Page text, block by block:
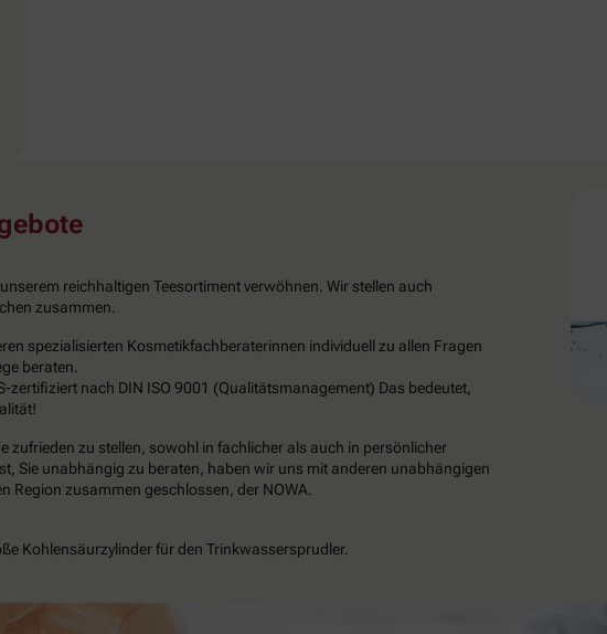
reichhaltigen Teesortiment verwöhnen. Wir stellen auch
zusammen.
spezialisierten Kosmetikfachberaterinnen individuell zu allen Fragen
beraten.
zertifiziert nach DIN ISO 9001 (Qualitätsmanagement) Das bedeutet,
zufrieden zu stellen, sowohl in fachlicher als auch in persönlicher
Sie unabhängig zu beraten, haben wir uns mit anderen unabhängigen
Region zusammen geschlossen, der NOWA.
Kohlensäurzylinder für den Trinkwassersprudler.